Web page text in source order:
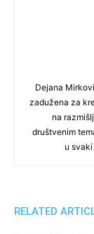
Dejana
zadužena za
na
društvenim
u
RELATED